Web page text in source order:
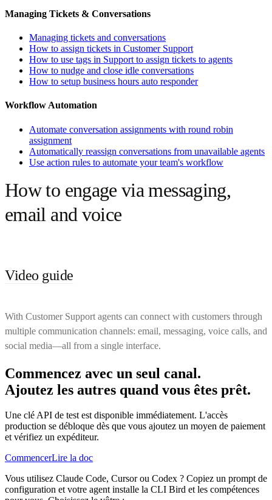
Managing Tickets & Conversations
Managing tickets and conversations
How to assign tickets in Customer Support
How to use tags in Support to assign tickets to agents
How to nudge and close idle conversations
How to setup business hours auto responder
Workflow Automation
Automate conversation assignments with round robin
assignment
Automatically reassign conversations from unavailable agents
Use action rules to automate your team's workflow
How to engage via messaging,
email and voice
Video guide
With Customer Support agents can connect with customers through
multiple communication channels: email, messaging, voice calls, and
social media—all from a single interface.
Commencez avec un seul canal.
Ajoutez les autres quand vous êtes prêt.
Une clé API de test est disponible immédiatement. L'accès
production se débloque dès que vous ajoutez un moyen de paiement
et vérifiez un expéditeur.
CommencerLire la doc
Vous utilisez Claude Code, Cursor ou Codex ? Copiez un prompt de
configuration et votre agent installe la CLI Bird et les compétences